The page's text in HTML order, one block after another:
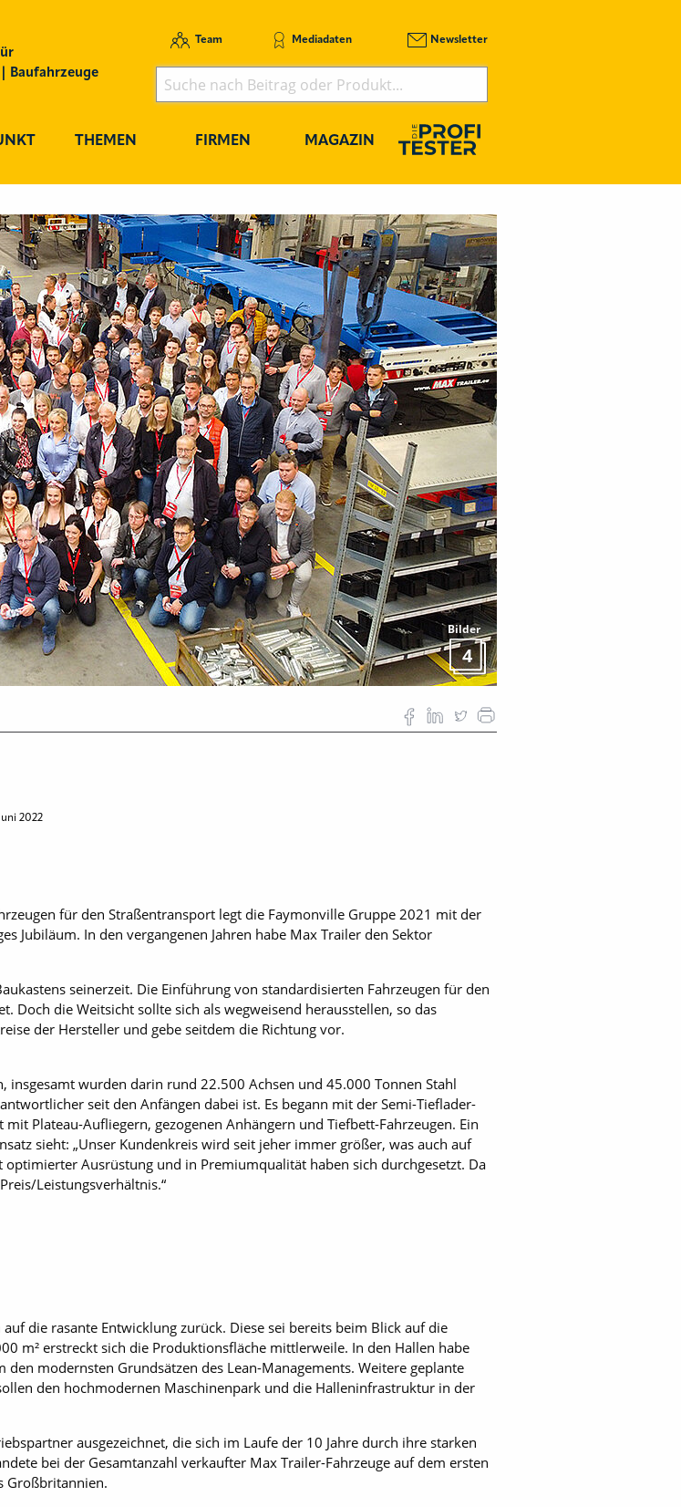
Baufahrzeuge
Team Mediadaten Newsletter
THEMEN FIRMEN MAGAZIN
Bilder
4
2022
für den Straßentransport legt die Faymonville Gruppe 2021 mit der
Jubiläum. In den vergangenen Jahren habe Max Trailer den Sektor
seinerzeit. Die Einführung von standardisierten Fahrzeugen für den
Doch die Weitsicht sollte sich als wegweisend herausstellen, so das
der Hersteller und gebe seitdem die Richtung vor.
insgesamt wurden darin rund 22.500 Achsen und 45.000 Tonnen Stahl
seit den Anfängen dabei ist. Es begann mit der Semi-Tieflader-
Plateau-Aufliegern, gezogenen Anhängern und Tiefbett-Fahrzeugen. Ein
sieht: „Unser Kundenkreis wird seit jeher immer größer, was auch auf
Ausrüstung und in Premiumqualität haben sich durchgesetzt. Da
Leistungsverhältnis.“
die rasante Entwicklung zurück. Diese sei bereits beim Blick auf die
m² erstreckt sich die Produktionsfläche mittlerweile. In den Hallen habe
modernsten Grundsätzen des Lean-Managements. Weitere geplante
den hochmodernen Maschinenpark und die Halleninfrastruktur in der
ausgezeichnet, die sich im Laufe der 10 Jahre durch ihre starken
bei der Gesamtanzahl verkaufter Max Trailer-Fahrzeuge auf dem ersten
Großbritannien.